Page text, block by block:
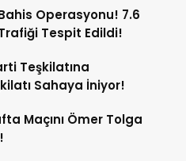
Bahis Operasyonu! 7.6
Tespit Edildi!
Teşkilatına
Sahaya İniyor!
Maçını Ömer Tolga